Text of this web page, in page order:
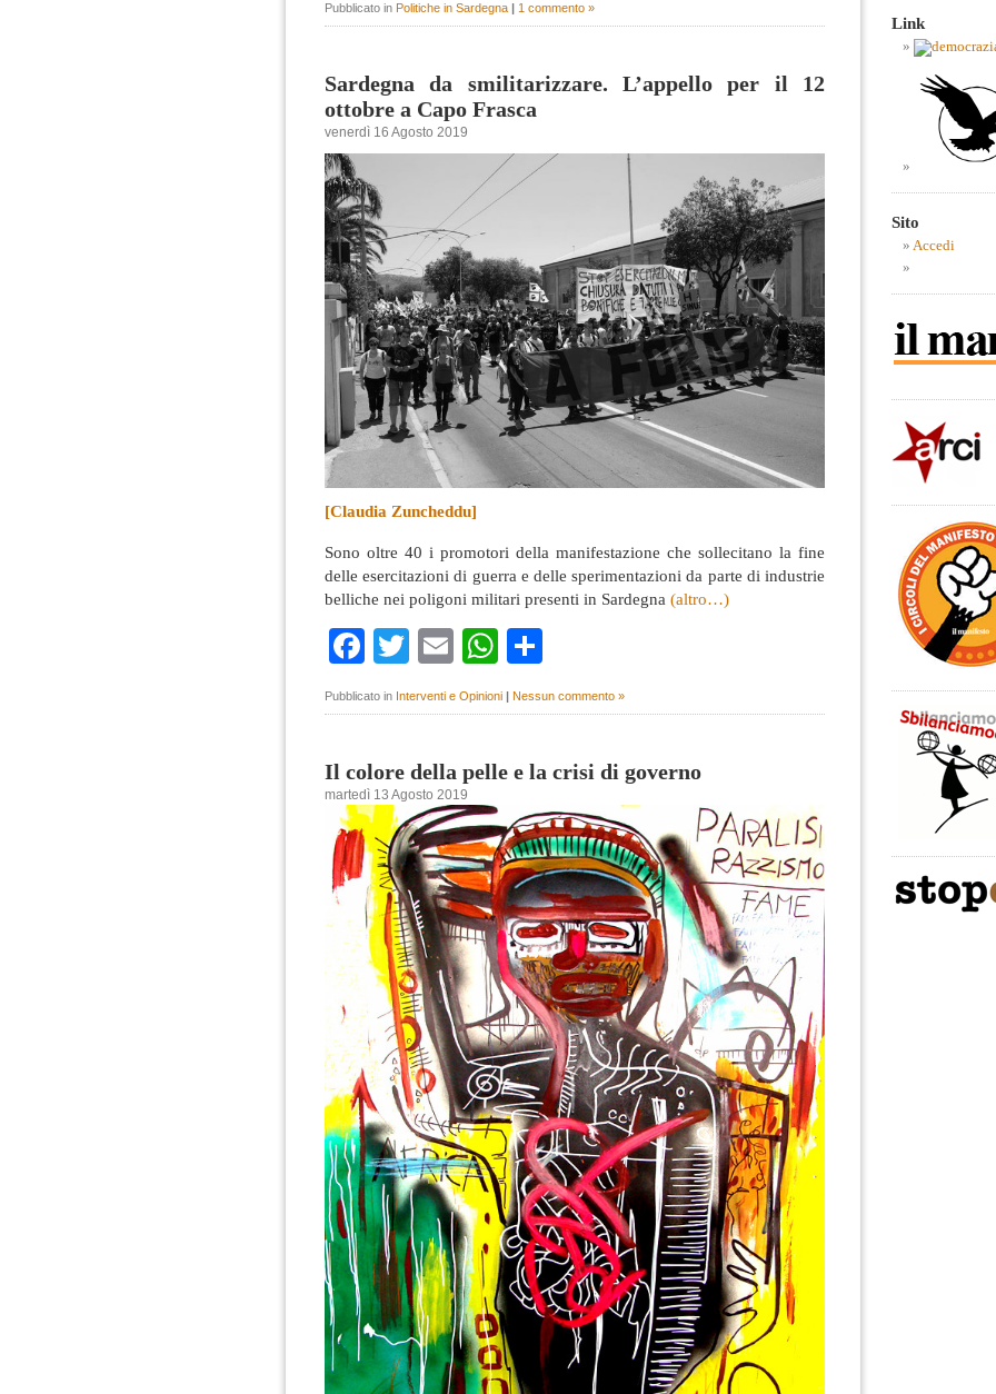
Pubblicato in Politiche in Sardegna | 1 commento »
Sardegna da smilitarizzare. L’appello per il 12
ottobre a Capo Frasca
venerdì 16 Agosto 2019
[Claudia Zuncheddu]
Sono oltre 40 i promotori della manifestazione che sollecitano la fine
delle esercitazioni di guerra e delle sperimentazioni da parte di industrie
belliche nei poligoni militari presenti in Sardegna (altro…)
Facebook
TwitterEmailWhatsApp
Pubblicato in Interventi e Opinioni | Nessun commento »
Il colore della pelle e la crisi di governo
martedì 13 Agosto 2019
Link
Sito
Accedi